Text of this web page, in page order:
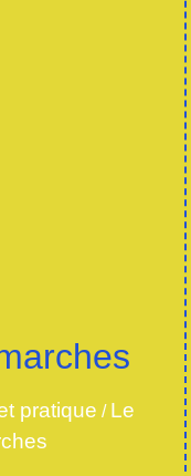
pratique / Le